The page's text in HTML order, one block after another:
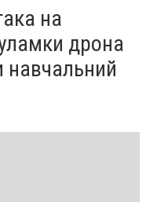
на
дрона